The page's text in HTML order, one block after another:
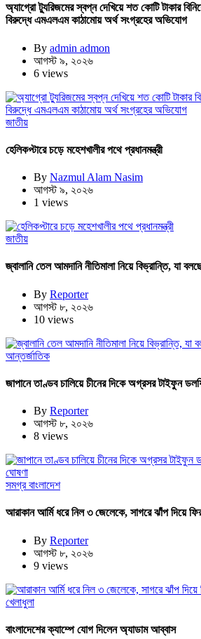
অ্যাগ্রো ট্যুরিজমের স্বপ্ন দেখিয়ে শত কোটি টাকার
বিরুদ্ধে এমএলএম কাঠামোয় অর্থ সংগ্রহের অভিযোগ
By admin admon
আগস্ট ৯, ২০২৬
6 views
জাতীয়
হেলিকপ্টারে চড়ে মহেশখালীর পথে প্রধানমন্ত্রী
By Nazmul Alam Nasim
আগস্ট ৯, ২০২৬
1 views
জাতীয়
জ্বালানি তেল আমদানি নীতিমালা নিয়ে বিভ্রান্তি, যা
By Reporter
আগস্ট ৮, ২০২৬
10 views
আন্তর্জাতিক
জাপানে তাণ্ডব চালিয়ে চীনের দিকে অগ্রসর টাইফুন
By Reporter
আগস্ট ৮, ২০২৬
8 views
সমগ্র বাংলাদেশ
আরাকান আর্মি ধরে নিল ৩ জেলেকে, সাগরে ঝাঁপ দিয়ে
By Reporter
আগস্ট ৮, ২০২৬
9 views
খেলাধুলা
বাংলাদেশের ক্যাম্পে যোগ দিলেন অ্যাডাম আব্বাস